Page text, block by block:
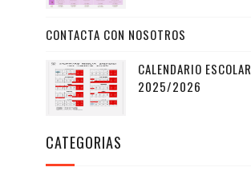
CONTACTA CON NOSOTROS
CALENDARIO ESCOLAR
2025/2026
CATEGORIAS